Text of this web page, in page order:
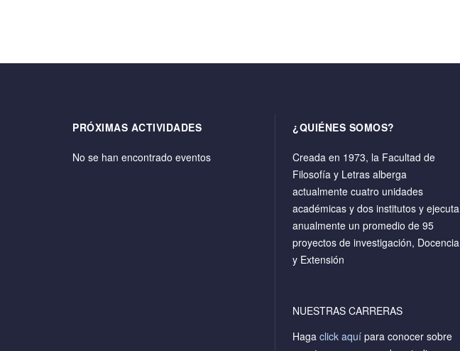
PRÓXIMAS ACTIVIDADES
No se han encontrado eventos
¿QUIÉNES SOMOS?
Creada en 1973, la Facultad de
Filosofía y Letras alberga
actualmente cuatro unidades
académicas y dos institutos y ejecuta
anualmente un promedio de 95
proyectos de investigación, Docencia
y Extensión
NUESTRAS CARRERAS
Haga click aquí para conocer sobre